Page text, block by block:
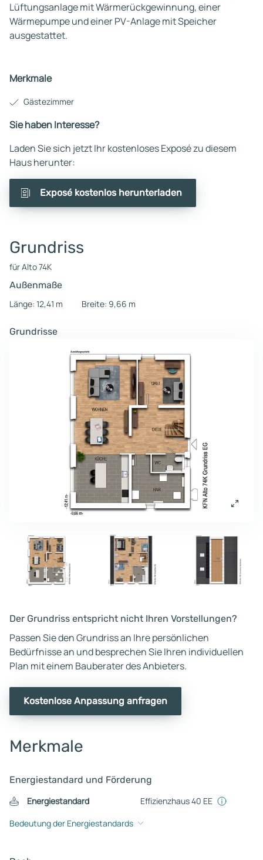
Lüftungsanlage mit Wärmerückgewinnung, einer
Wärmepumpe und einer PV-Anlage mit Speicher
ausgestattet.
Merkmale
Gästezimmer
Sie haben Interesse?
Laden Sie sich jetzt Ihr kostenloses Exposé zu diesem
Haus herunter:
Exposé kostenlos herunterladen
Grundriss
für Alto 74K
Außenmaße
Länge: 12,41 m
Breite: 9,66 m
Grundrisse
Der Grundriss entspricht nicht Ihren Vorstellungen?
Passen Sie den Grundriss an Ihre persönlichen
Bedürfnisse an und besprechen Sie Ihren individuellen
Plan mit einem Bauberater des Anbieters.
Kostenlose Anpassung anfragen
Merkmale
Energiestandard und Förderung
Energiestandard
Effizienzhaus 40 EE
Bedeutung der Energiestandards